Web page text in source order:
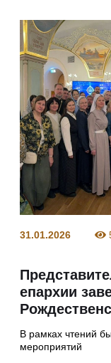
31.01.2026
епархии
В рамках чтений
мероприятий